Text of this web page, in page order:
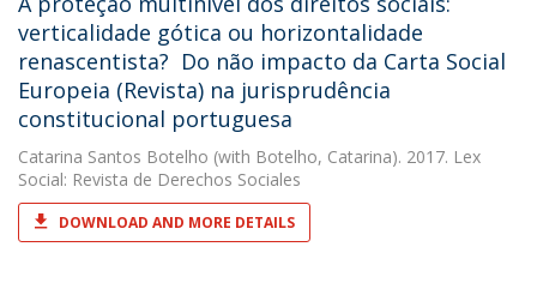
verticalidade gótica ou horizontalidade
renascentista?  Do não impacto da Carta Social
Europeia (Revista) na jurisprudência
constitucional portuguesa
Catarina Santos Botelho (with Botelho, Catarina). 2017. Lex
Social: Revista de Derechos Sociales
DOWNLOAD AND MORE DETAILS